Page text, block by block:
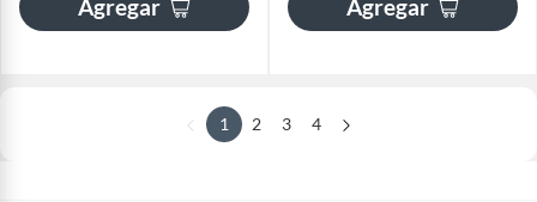
Agregar Agregar
1 2 3 4